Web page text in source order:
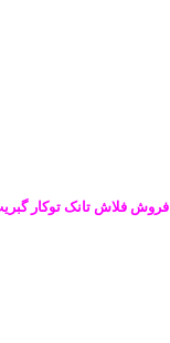
فروش فلاش تانک توکار